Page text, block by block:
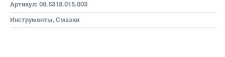
Артикул: 00.5318.015.003
Инструменты, Смазки